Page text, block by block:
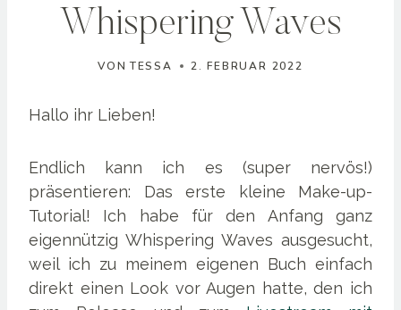
Whispering Waves
VON TESSA 2. FEBRUAR 2022
Hallo ihr Lieben!
Endlich kann ich es (super nervös!)
präsentieren: Das erste kleine Make-up-
Tutorial! Ich habe für den Anfang ganz
eigennützig Whispering Waves ausgesucht,
weil ich zu meinem eigenen Buch einfach
direkt einen Look vor Augen hatte, den ich